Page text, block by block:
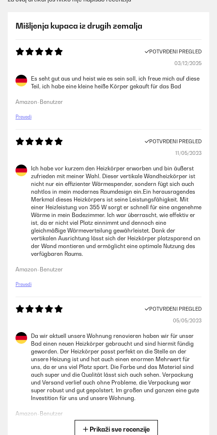
Mišljenja kupaca iz drugih zemalja
POTVRĐENI PREGLED
03/12/2025
Es seht gut aus und heist wie es sein soll, ich freue mich auf diese
Teil, ich habe eine kleine heiße Körper gekauft für das Bad
Amazon-Benutzer
Prevedi
POTVRĐENI PREGLED
11/05/2023
Ich habe vor kurzem den Heizkörper erworben und bin äußerst
zufrieden mit meiner Wahl. Dieser vertikale Wandheizkörper ist
nicht nur ein effizienter Wärmespender, sondern fügt sich auch
nahtlos in mein modernes Raumdesign ein.Ein herausragendes
Merkmal dieses Heizkörpers ist seine Leistungsfähigkeit. Mit
einer Heizleistung von 355 W sorgt er schnell für eine angenehme
Wärme in mein Badezimmer. Ich war überrascht, wie effektiv er
ist, da er nicht viel Platz einnimmt und dennoch eine
gleichmäßige Wärmeverteilung gewährleistet. Dank der
vertikalen Ausrichtung lässt sich der Heizkörper platzsparend an
der Wand montieren und ermöglicht eine optimale Nutzung des
verfügbaren Raums.
Amazon-Benutzer
Prevedi
POTVRĐENI PREGLED
05/05/2023
Da wir aktuell unsere Wohnung renovieren haben wir für unser
Bad einen neuen Heizkörper gebraucht und sind hiermit fündig
geworden. Der Heizkörper passt perfekt an die Stelle an der
unsere Heizung ist und hat auch einen enormen Mehrwert für
uns, da er uns viel Platz spart. Die Farbe und das Material sind
auch super und die Qualität lässt sich auch sehen. Verpackung
und Versand verlief auch ohne Probleme, die Verpackung war
super robust und gut gepolstert. Im großen und ganzen eine gute
Investition für uns und unsere Wohnung.
Amazon-Benutzer
Prikaži sve recenzije